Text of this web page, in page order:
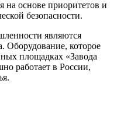
на основе приоритетов и
безопасности.
являются
Оборудование, которое
площадках «Завода
работает в России,